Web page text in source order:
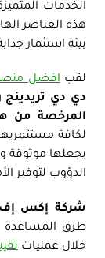
الخدمات
هذه العناصر
بيئة استثمار
لقبافضل
دي دي تريدينج FXDD Trading
المرخصة من
لكافة
يجعلها موثوقة
الدؤوب لتوفير
شركة إكس
طرق المساعدة
خلال عمليات